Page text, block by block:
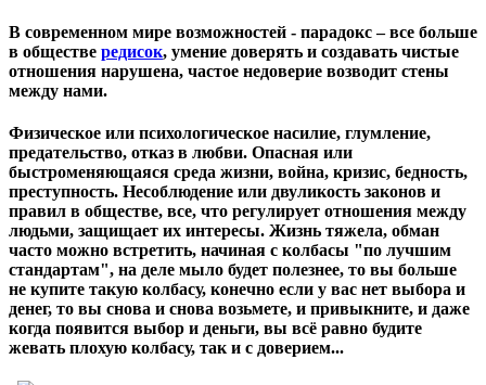
В современном мире возможностей - парадокс – все больше
в обществе редисок, умение доверять и создавать чистые
отношения нарушена, частое недоверие возводит стены
между нами.
Физическое или психологическое насилие, глумление,
предательство, отказ в любви. Опасная или
быстроменяющаяся среда жизни, война, кризис, бедность,
преступность. Несоблюдение или двуликость законов и
правил в обществе, все, что регулирует отношения между
людьми, защищает их интересы. Жизнь тяжела, обман
часто можно встретить, начиная с колбасы "по лучшим
стандартам", на деле мыло будет полезнее, то вы больше
не купите такую колбасу, конечно если у вас нет выбора и
денег, то вы снова и снова возьмете, и привыкните, и даже
когда появится выбор и деньги, вы всё равно будите
жевать плохую колбасу, так и с доверием...